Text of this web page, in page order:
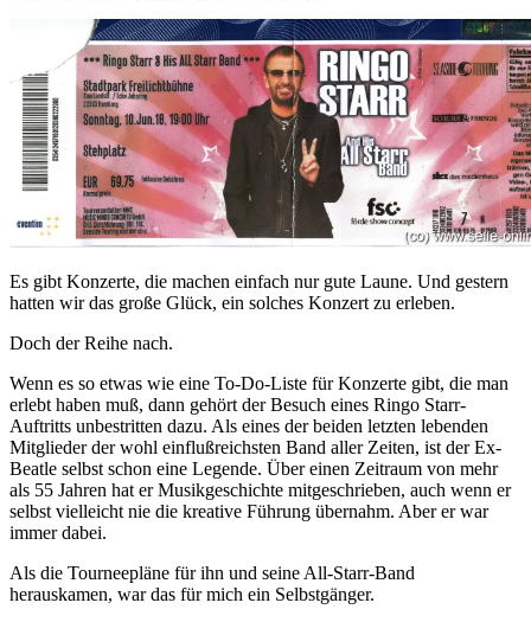
Es gibt Konzerte, die machen einfach nur gute Laune. Und gestern
hatten wir das große Glück, ein solches Konzert zu erleben.
Doch der Reihe nach.
Wenn es so etwas wie eine To-Do-Liste für Konzerte gibt, die man
erlebt haben muß, dann gehört der Besuch eines Ringo Starr-
Auftritts unbestritten dazu. Als eines der beiden letzten lebenden
Mitglieder der wohl einflußreichsten Band aller Zeiten, ist der Ex-
Beatle selbst schon eine Legende. Über einen Zeitraum von mehr
als 55 Jahren hat er Musikgeschichte mitgeschrieben, auch wenn er
selbst vielleicht nie die kreative Führung übernahm. Aber er war
immer dabei.
Als die Tourneepläne für ihn und seine All-Starr-Band
herauskamen, war das für mich ein Selbstgänger.